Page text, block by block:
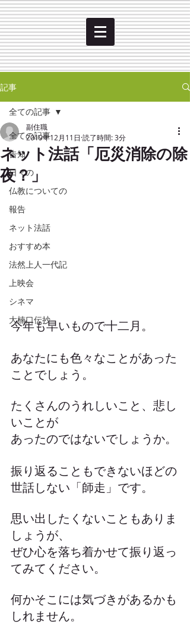
記事
全ての記事
告知
日々の
仏教についての
報告
ネット法話
おすすめ本
法然上人一代記
上映会
シネマ
大楠口伝抄
全ての記事
ネット法話「厄災消除の除
夜？」
副住職
2019年12月11日 読了時間: 3分
今年も早いもので十二月。
あなたにも色々なことがあった
ことでしょう。
たくさんのうれしいこと、悲し
いことが
あったのではないでしょうか。
振り返ることもできないほどの
世話しない「師走」です。
思い出したくないこともありま
しょうが、
ぜひ心を落ち着かせて振り返っ
てみてください。
何かそこには気づきがあるかも
しれません。